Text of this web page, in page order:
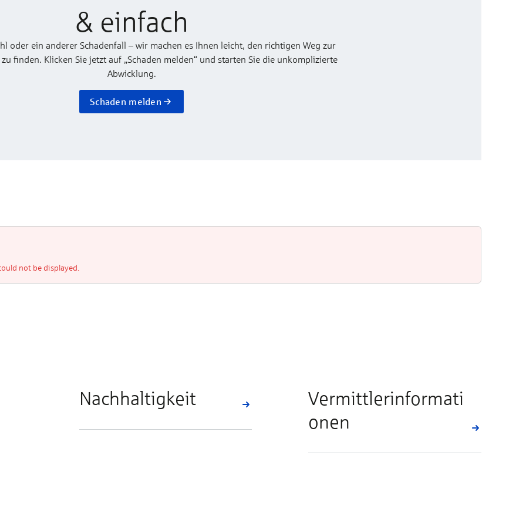
& einfach
oder ein anderer Schadenfall – wir machen es Ihnen leicht, den richtigen Weg zur
finden. Klicken Sie jetzt auf „Schaden melden“ und starten Sie die unkomplizierte
Abwicklung.
Schaden melden
not be displayed.
Nachhaltigkeit
Vermittlerinformati
onen